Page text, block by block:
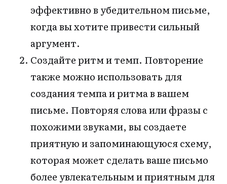
эффективно в убедительном письме,
когда вы хотите привести сильный
аргумент.
Создайте ритм и темп. Повторение
также можно использовать для
создания темпа и ритма в вашем
письме. Повторяя слова или фразы с
похожими звуками, вы создаете
приятную и запоминающуюся схему,
которая может сделать ваше письмо
более увлекательным и приятным для